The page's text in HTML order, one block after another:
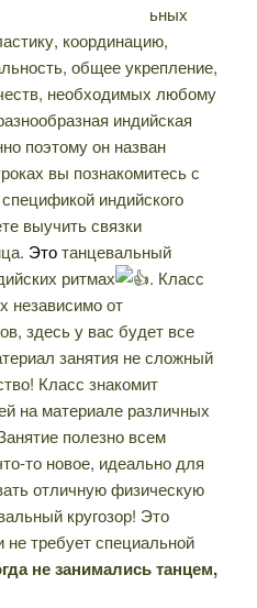
ьных
координацию,
общее укрепление,
необходимых любому
индийская
поэтому он назван
вы познакомитесь с
индийского
выучить связки
Этотанцевальный
ритмах
. Класс
независимо от
здесь у вас будет все
занятия не сложный
Класс знакомит
на материале различных
полезно всем
то новое, идеально для
отличную физическую
кругозор! Это
не требует специальной
не занимались танцем,